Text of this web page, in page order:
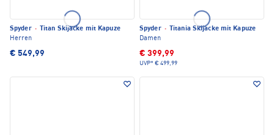
Spyder ·
Titan Skijacke mit Kapuze
Herren
€ 549,99
Spyder ·
Titania Skijacke mit Kapuze
Damen
€ 399,99
UVP* € 499,99